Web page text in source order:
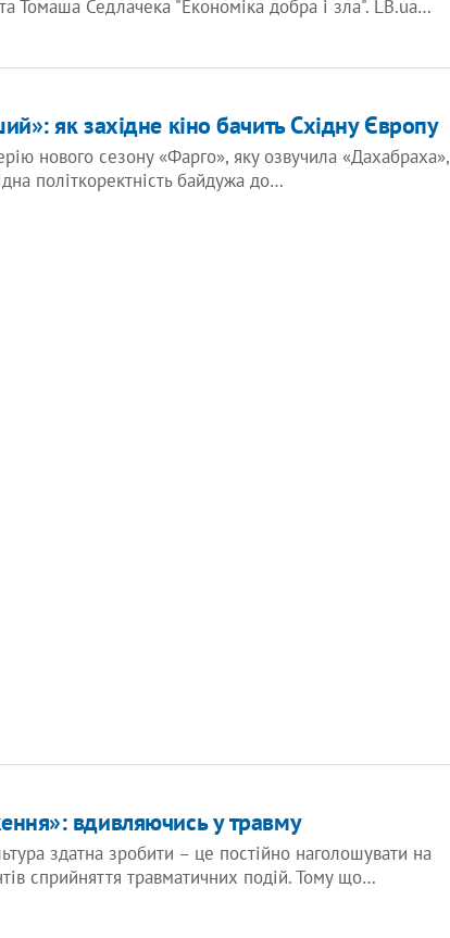
Томаша Седлачека "Економіка добра і зла". LB.ua…
як західне кіно бачить Східну Європу
нового сезону «Фарго», яку озвучила «Дахабраха»,
політкоректність байдужа до…
вдивляючись у травму
здатна зробити – це постійно наголошувати на
сприйняття травматичних подій. Тому що…